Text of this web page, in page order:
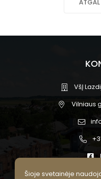
VšĮ
Vilniaus
Šioje svetainėje